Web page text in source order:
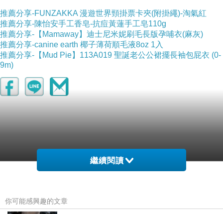
推薦分享-FUNZAKKA 漫遊世界頸掛票卡夾(附掛繩)-淘氣紅
推薦分享-陳怡安手工香皂-抗痘黃蓮手工皂110g
推薦分享-【Mamaway】迪士尼米妮刷毛長版孕哺衣(麻灰)
推薦分享-canine earth 椰子薄荷順毛液8oz 1入
推薦分享-【Mud Pie】113A019 聖誕老公公裙擺長袖包屁衣 (0-
9m)
繼續閱讀
你可能感興趣的文章